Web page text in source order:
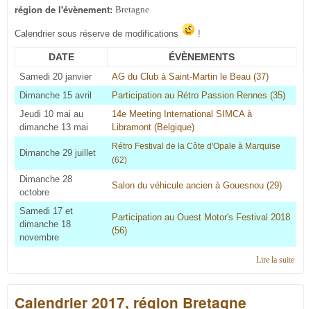
région de l'évènement: Bretagne
Calendrier sous réserve de modifications !
DATE ÉVÈNEMENTS
Samedi 20 janvier
AG du Club à Saint-Martin le Beau (37)
Dimanche 15 avril
Participation au Rétro Passion Rennes (35)
Jeudi 10 mai au
dimanche 13 mai
14e Meeting International SIMCA à
Libramont (Belgique)
Dimanche 29 juillet
Rétro Festival de la Côte d'Opale à Marquise
(62)
Dimanche 28
octobre
Salon du véhicule ancien à Gouesnou (29)
Samedi 17 et
dimanche 18
novembre
Participation au Ouest Motor's Festival 2018
(56)
Lire la suitede
Calendrier 2017, région Bretagne